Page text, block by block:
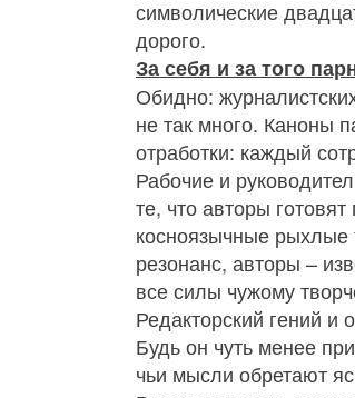
символические
дорого.
За себя и за того
Обидно:
не так много. Каноны
отработки: каждый
Рабочие и
те, что авторы
косноязычные рыхлые
резонанс, авторы –
все силы чужому
Редакторский гений и
Будь он чуть менее
чьи мысли обретают